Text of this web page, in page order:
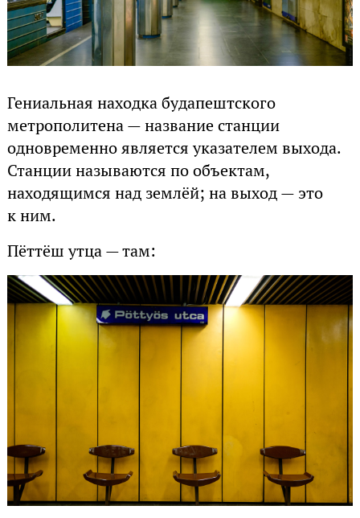
Гениальная находка будапештского
метрополитена — название станции
одновременно является указателем выхода.
Станции называются по объектам,
находящимся над землёй; на выход — это
к ним.
Пёттёш утца — там: